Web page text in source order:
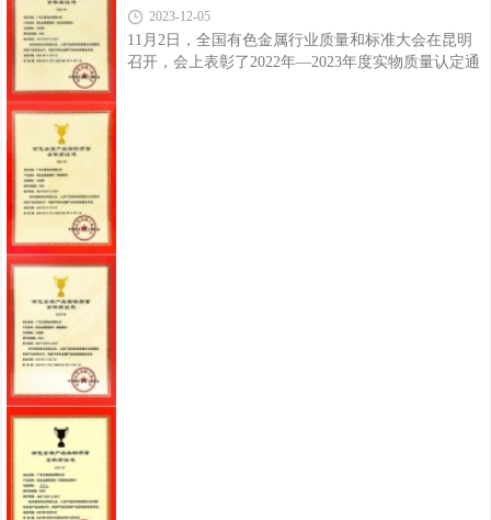
2023-12-05
11月2日，全国有色金属行业质量和标准大会在昆明
召开，会上表彰了2022年—2023年度实物质量认定通